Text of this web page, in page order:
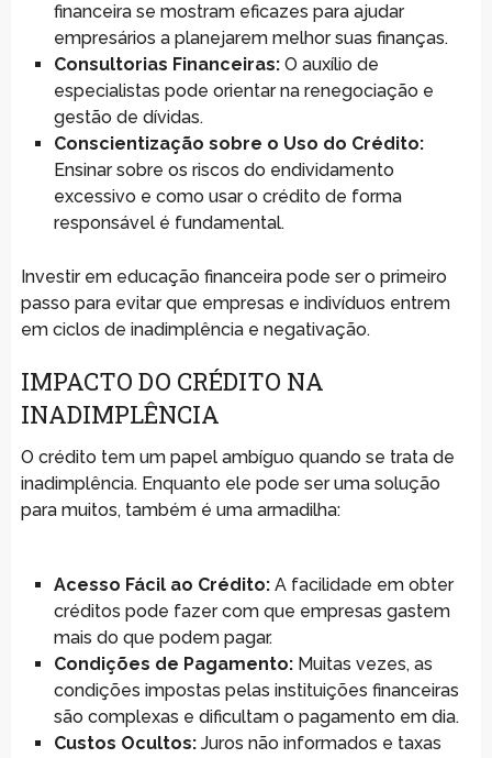
financeira se mostram eficazes para ajudar
empresários a planejarem melhor suas finanças.
Consultorias Financeiras:O auxílio de
especialistas pode orientar na renegociação e
gestão de dívidas.
Conscientização sobre o Uso do Crédito:
Ensinar sobre os riscos do endividamento
excessivo e como usar o crédito de forma
responsável é fundamental.
Investir em educação financeira pode ser o primeiro
passo para evitar que empresas e indivíduos entrem
em ciclos de inadimplência e negativação.
IMPACTO DO CRÉDITO NA
INADIMPLÊNCIA
O crédito tem um papel ambíguo quando se trata de
inadimplência. Enquanto ele pode ser uma solução
para muitos, também é uma armadilha:
Acesso Fácil ao Crédito:A facilidade em obter
créditos pode fazer com que empresas gastem
mais do que podem pagar.
Condições de Pagamento:Muitas vezes, as
condições impostas pelas instituições financeiras
são complexas e dificultam o pagamento em dia.
Custos Ocultos:Juros não informados e taxas